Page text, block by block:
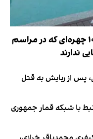
لیست ممنوعه کریستیانو؛ ۱۰ چهره‌ای که در مراسم
ندارند
پس از ربایش به قتل
با شبکه قمار جمهوری